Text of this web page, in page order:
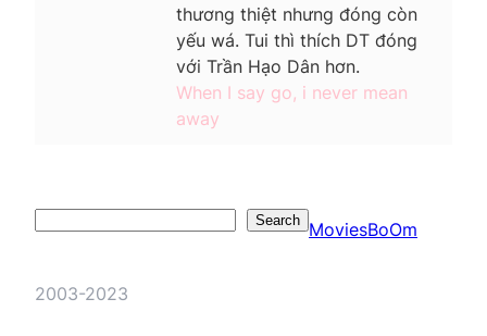
thương thiệt nhưng đóng còn
yếu wá. Tui thì thích DT đóng
với Trần Hạo Dân hơn.
When I say go, i never mean
away
Search MoviesBoOm
2003-2023